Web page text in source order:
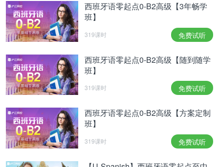
当单词是名词时：
1. 以-o结尾，一般是阳性，如：el trabajo(工作）
等，可以重点记例外的，如 la mano(手）、la
foto(照片）、la moto(摩托车)等
2. 以-a结尾，一般是阴性，如：la mentira(谎言）
等，可以重点记例外的，如 el idioma(语言）、el
mapa(地图）、el tema(主题)等
3. 以-ción, -sión,-dad结尾, 通常为阴性，如：la
educación(教育），la inclusión（包容性），la
西班牙语零起点0-B2高级【3年畅学
班】
319课时 免费试听
西班牙语零起点0-B2高级【随到随学
班】
319课时 免费试听
西班牙语零起点0-B2高级【方案定制
班】
319课时 免费试听